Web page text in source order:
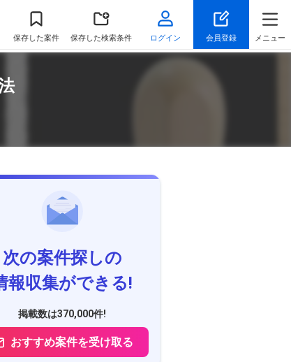
保存した案件 保存した検索条件 ログイン 会員登録 メニュー
次の案件探しの
報収集ができる!
掲載数は370,000件!
おすすめ案件を受け取る